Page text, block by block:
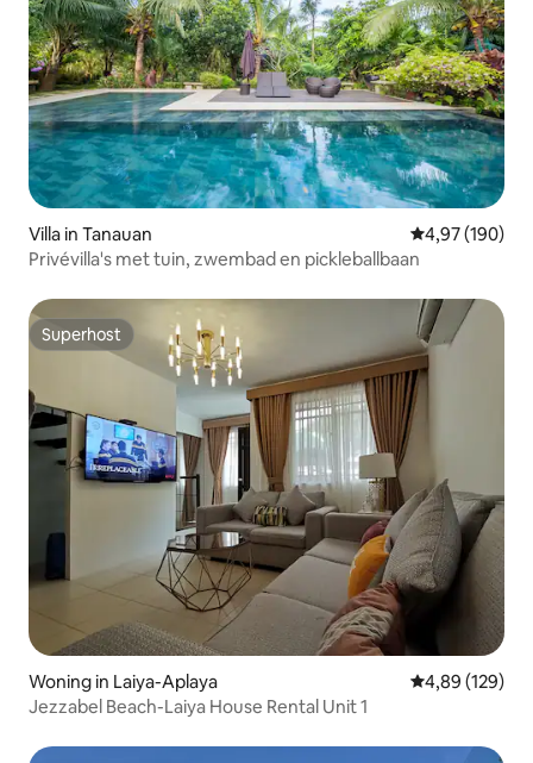
Villa in Tanauan Gemiddelde
4,97 (190)
Privévilla's met tuin, zwembad en pickleballbaan
Superhost
Superhost
Woning in Laiya-Aplaya Gemiddelde
4,89 (129)
Jezzabel Beach-Laiya House Rental Unit 1